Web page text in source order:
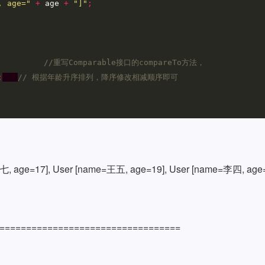
age=" + age + "]" ;
//重写Comparable接口的compareTo方法，
// 根据年龄升序排列，降序修改相减顺序即可
, age=17], User [name=王五, age=19], User [name=李四,